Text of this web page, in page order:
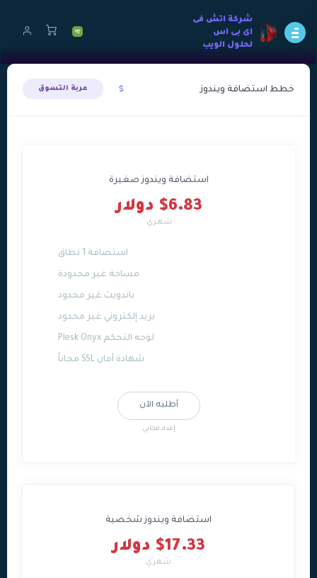
شركة اتش فى
اى بى اس
لحلول الويب
خطط استضافة ويندوز عربة التسوق
استضافة ويندوز صغيرة
$6.83 دولار
شهري
استضافة 1 نطاق
مساحة غير محدودة
باندويث غير محدود
بريد إلكتروني غير محدود
لوحه التحكم Plesk Onyx
شهادة أمان SSL مجاناً
أطلبه الآن
إعداد مجاني
استضافة ويندوز شخصية
$17.33 دولار
شهري